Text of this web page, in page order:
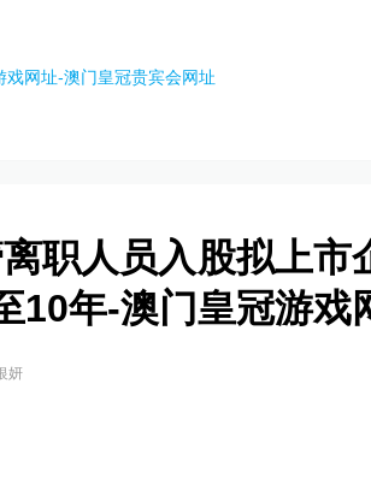
戏网址-澳门皇冠贵宾会网址
职人员入股拟上市
10年-澳门皇冠游戏
妍